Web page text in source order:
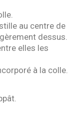
au centre de
dessus.
elles les
à la colle.